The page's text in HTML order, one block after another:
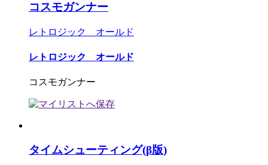
コスモガンナー
レトロジック オールド
レトロジック オールド
コスモガンナー
タイムシューティング(β版)